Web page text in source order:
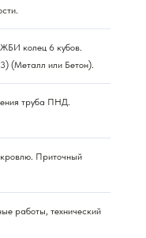
колец 6 кубов.
(Металл или Бетон).
труба ПНД.
Приточный
работы, технический